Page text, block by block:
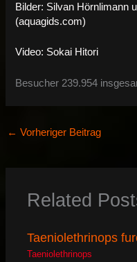
Bilder: Silvan Hörnlimann
(aquagids.com)
Video: Sokai Hitori
Besucher 239.954
← Vorheriger Beitrag
Related
Taeniolethrinops
Taeniolethrinops